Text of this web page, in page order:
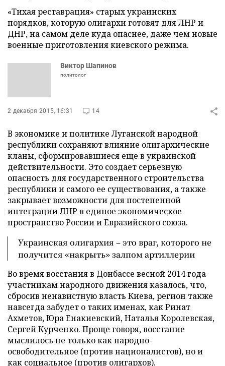
«Тихая реставрация» старых украинских
порядков, которую олигархи готовят для ЛНР и
ДНР, на самом деле куда опаснее, даже чем новые
военные приготовления киевского режима.
Виктор Шапинов
политолог
2 декабря 2015, 16:31 14
В экономике и политике Луганской народной
республики сохраняют влияние олигархические
кланы, сформировавшиеся еще в украинской
действительности. Это создает серьезную
опасность для государственного строительства
республики и самого ее существования, а также
закрывает возможности для постепенной
интеграции ЛНР в единое экономическое
пространство России и Евразийского союза.
Украинская олигархия – это враг, которого не
получится «накрыть» залпом артиллерии
Во время восстания в Донбассе весной 2014 года
участникам народного движения казалось, что,
сбросив ненавистную власть Киева, регион также
навсегда забудет о таких именах, как Ринат
Ахметов, Юра Енакиевский, Наталья Королевская,
Сергей Курченко. Проще говоря, восстание
мыслилось не только как народно-
освободительное (против националистов), но и
как социальное (против олигархов).